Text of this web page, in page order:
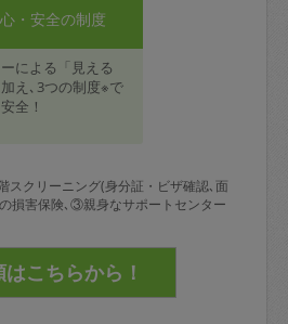
・安全の制度
による「見える
え､3つの制度※で
全！
クリーニング(身分証・ビザ確認､面
損害保険､③親身なサポートセンター